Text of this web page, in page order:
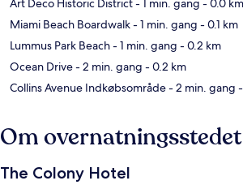
Art Deco Historic District- 1 min. gang - 0.0 km
Miami Beach Boardwalk- 1 min. gang - 0.1 km
Lummus Park Beach- 1 min. gang - 0.2 km
Ocean Drive- 2 min. gang - 0.2 km
Collins Avenue Indkøbsområde- 2 min. gang
Om overnatningsstedet
The Colony Hotel